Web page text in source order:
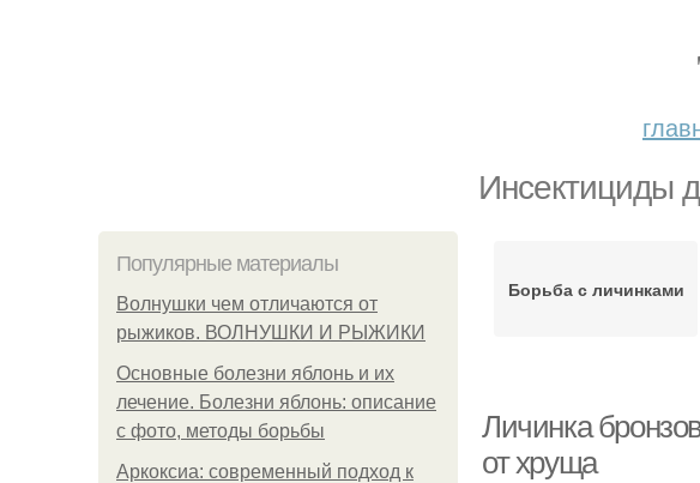
Инсектициды
Популярные материалы
Волнушки чем отличаются от
рыжиков. ВОЛНУШКИ И РЫЖИКИ
Основные болезни яблонь и их
лечение. Болезни яблонь: описание
с фото, методы борьбы
Аркоксиа: современный подход к
Борьба с личинками
Личинка
от хруща